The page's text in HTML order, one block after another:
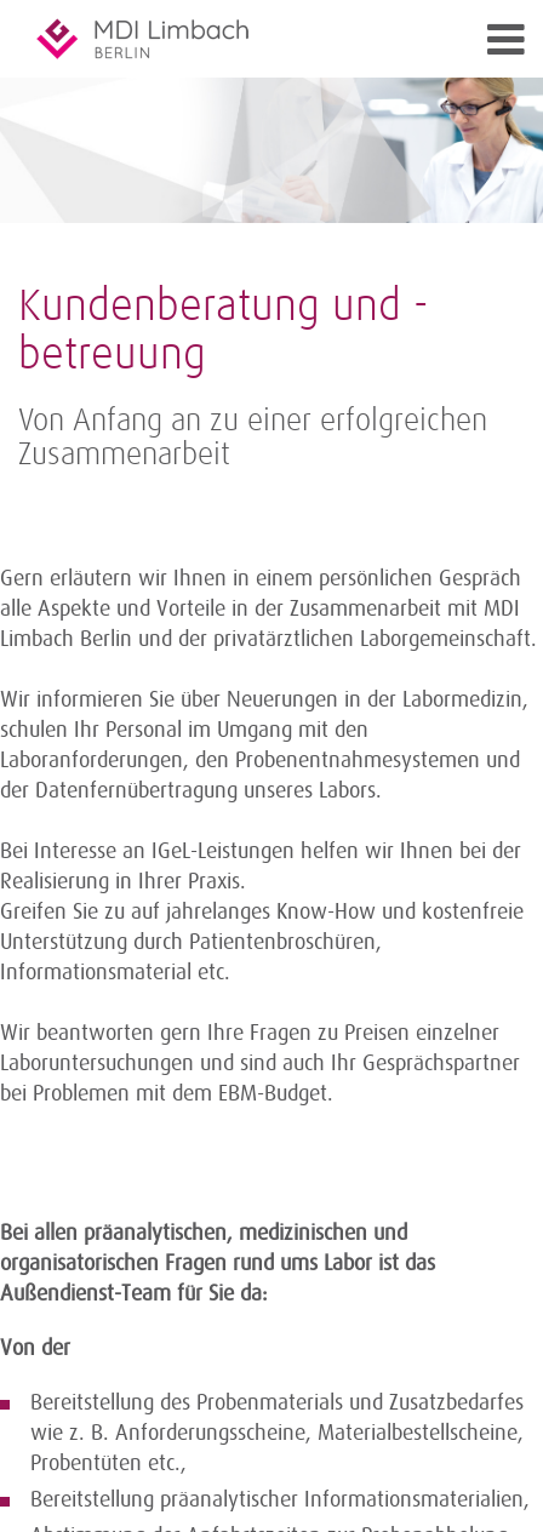
Kundenberatung und -
betreuung
Von Anfang an zu einer erfolgreichen
Zusammenarbeit
Gern erläutern wir Ihnen in einem persönlichen Gespräch
alle Aspekte und Vorteile in der Zusammenarbeit mit MDI
Limbach Berlin und der privatärztlichen Laborgemeinschaft.
Wir informieren Sie über Neuerungen in der Labormedizin,
schulen Ihr Personal im Umgang mit den
Laboranforderungen, den Probenentnahmesystemen und
der Datenfernübertragung unseres Labors.
Bei Interesse an IGeL-Leistungen helfen wir Ihnen bei der
Realisierung in Ihrer Praxis.
Greifen Sie zu auf jahrelanges Know-How und kostenfreie
Unterstützung durch Patientenbroschüren,
Informationsmaterial etc.
Wir beantworten gern Ihre Fragen zu Preisen einzelner
Laboruntersuchungen und sind auch Ihr Gesprächspartner
bei Problemen mit dem EBM-Budget.
Bei allen präanalytischen, medizinischen und
organisatorischen Fragen rund ums Labor ist das
Außendienst-Team für Sie da:
Von der
Bereitstellung des Probenmaterials und Zusatzbedarfes
wie z. B. Anforderungsscheine, Materialbestellscheine,
Probentüten etc.,
Bereitstellung präanalytischer Informationsmaterialien,